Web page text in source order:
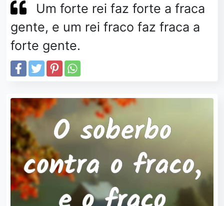
Um forte rei faz forte a fraca
gente, e um rei fraco faz fraca a
forte gente.